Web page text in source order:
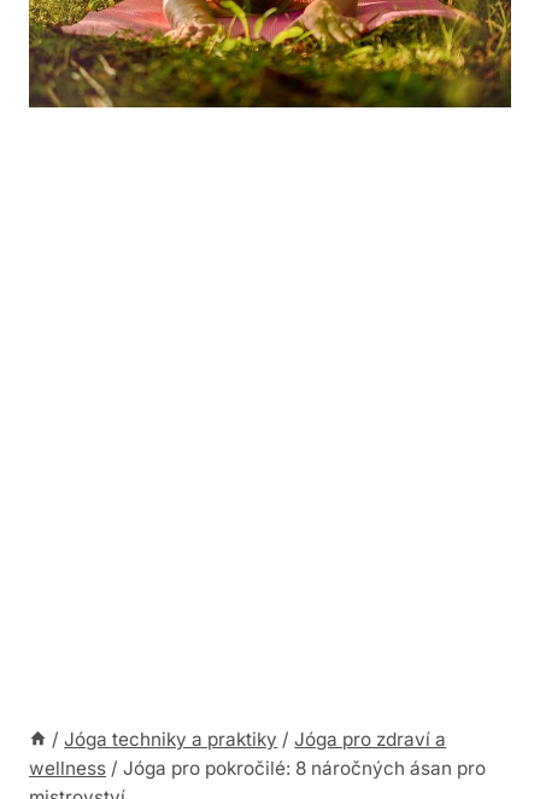
/ Jóga techniky a praktiky / Jóga pro zdraví a
wellness / Jóga pro pokročilé: 8 náročných ásan pro